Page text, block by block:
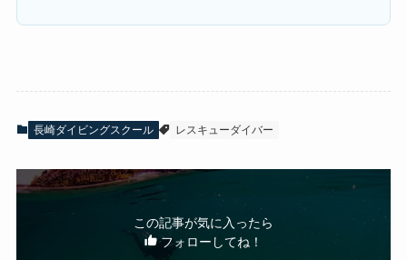
長崎ダイビングスクール レスキューダイバー
この記事が気に入ったら
フォローしてね！